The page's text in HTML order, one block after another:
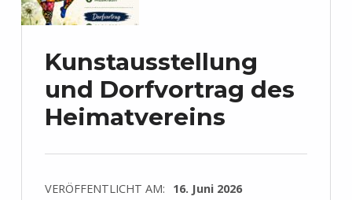
Kunstausstellung
und Dorfvortrag des
Heimatvereins
VERÖFFENTLICHT AM: 16. Juni 2026